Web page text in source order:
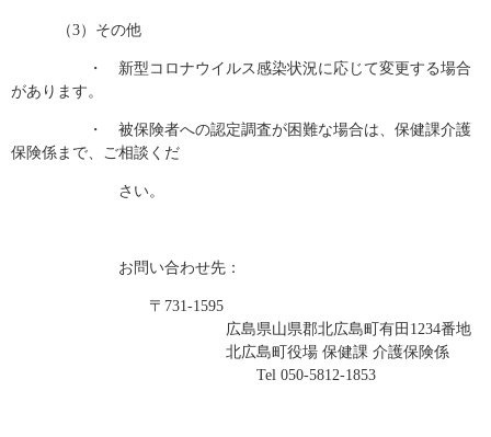
（3）その他
・ 新型コロナウイルス感染状況に応じて変更する場合
があります。
・ 被保険者への認定調査が困難な場合は、保健課介護
保険係まで、ご相談くだ
さい。
お問い合わせ先：
〒731-1595
広島県山県郡北広島町有田1234番地
北広島町役場 保健課 介護保険係
Tel 050-5812-1853